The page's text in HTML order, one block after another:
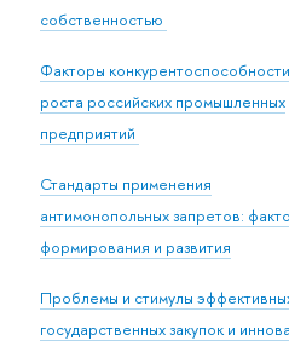
собственностью
Факторы
роста российских промышленных
предприятий
Стандарты применения
антимонопольных запретов:
формирования и развития
Проблемы и стимулы
государственных закупок и